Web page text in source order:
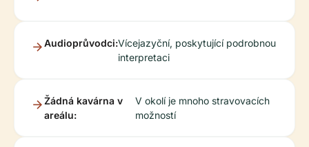
Audioprůvodci:Vícejazyční, poskytující podrobnou
interpretaci
Žádná kavárna v
areálu:
V okolí je mnoho stravovacích
možností